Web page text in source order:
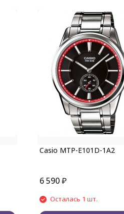
Casio MTP-E101D-1A2
6 590₽
Осталась 1 шт.